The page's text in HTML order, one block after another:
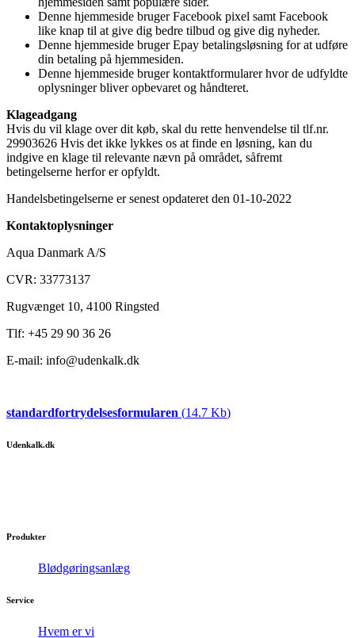
Denne hjemmeside bruger Facebook pixel samt Facebook
like knap til at give dig bedre tilbud og give dig nyheder.
Denne hjemmeside bruger Epay betalingsløsning for at udføre
din betaling på hjemmesiden.
Denne hjemmeside bruger kontaktformularer hvor de udfyldte
oplysninger bliver opbevaret og håndteret.
Klageadgang
Hvis du vil klage over dit køb, skal du rette henvendelse til tlf.nr.
29903626 Hvis det ikke lykkes os at finde en løsning, kan du
indgive en klage til relevante nævn på området, såfremt
betingelserne herfor er opfyldt.
Handelsbetingelserne er senest opdateret den 01-10-2022
Kontaktoplysninger
Aqua Danmark A/S
CVR: 33773137
Rugvænget 10, 4100 Ringsted
Tlf: +45 29 90 36 26
E-mail: info@udenkalk.dk
standardfortrydelsesformularen (14.7 Kb)
Udenkalk.dk
Produkter
Blødgøringsanlæg
Service
Hvem er vi